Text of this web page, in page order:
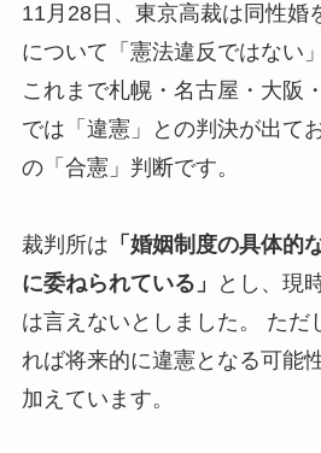
11月28日、東京高裁は同性婚
について「憲法違反ではない
これまで札幌・名古屋・大阪
では「違憲」との判決が出て
の「合憲」判断です。
裁判所は 「婚姻制度の具体的
に委ねられている」
とし、現
は言えないとしました。 ただ
れば将来的に違憲となる可能
加えています。